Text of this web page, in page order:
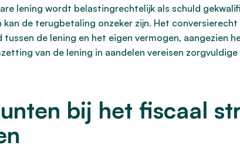
lening wordt belastingrechtelijk als schuld
de terugbetaling onzeker zijn. Het
de lening en het eigen vermogen, aangezien
van de lening in aandelen vereisen
bij het fiscaal